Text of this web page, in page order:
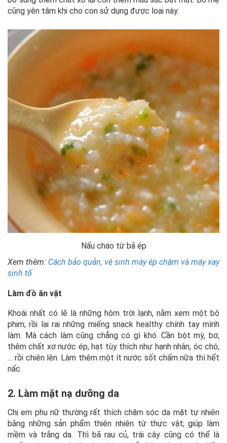
cũng yên tâm khi cho con sử dụng được loại này.
Nấu cháo từ bã ép
Xem thêm: Cách bảo quản, vệ sinh máy ép chậm và máy xay
sinh tố
Làm đồ ăn vặt
Khoái nhất có lẽ là những hôm trời lạnh, nằm xem một bộ
phim; rồi lai rai những miếng snack healthy chính tay mình
làm. Mà cách làm cũng chẳng có gì khó. Cần bột mỳ, bơ,
thêm chất xơ nước ép, hạt tùy thích như hạnh nhân, óc chó,
… rồi chiên lên. Làm thêm một ít nước sốt chấm nữa thì hết
nấc.
2. Làm mặt nạ dưỡng da
Chị em phụ nữ thường rất thích chăm sóc da mặt tự nhiên
bằng những sản phẩm thiên nhiên từ thực vật; giúp làm
mềm và trắng da. Thì bã rau củ, trái cây cũng có thể là